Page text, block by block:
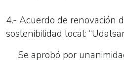
4.- Acuerdo de renovación
sostenibilidad local:
Se aprobó por